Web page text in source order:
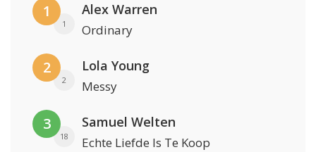
1
1
Alex Warren
Ordinary
2
2
Lola Young
Messy
3
18
Samuel Welten
Echte Liefde Is Te Koop